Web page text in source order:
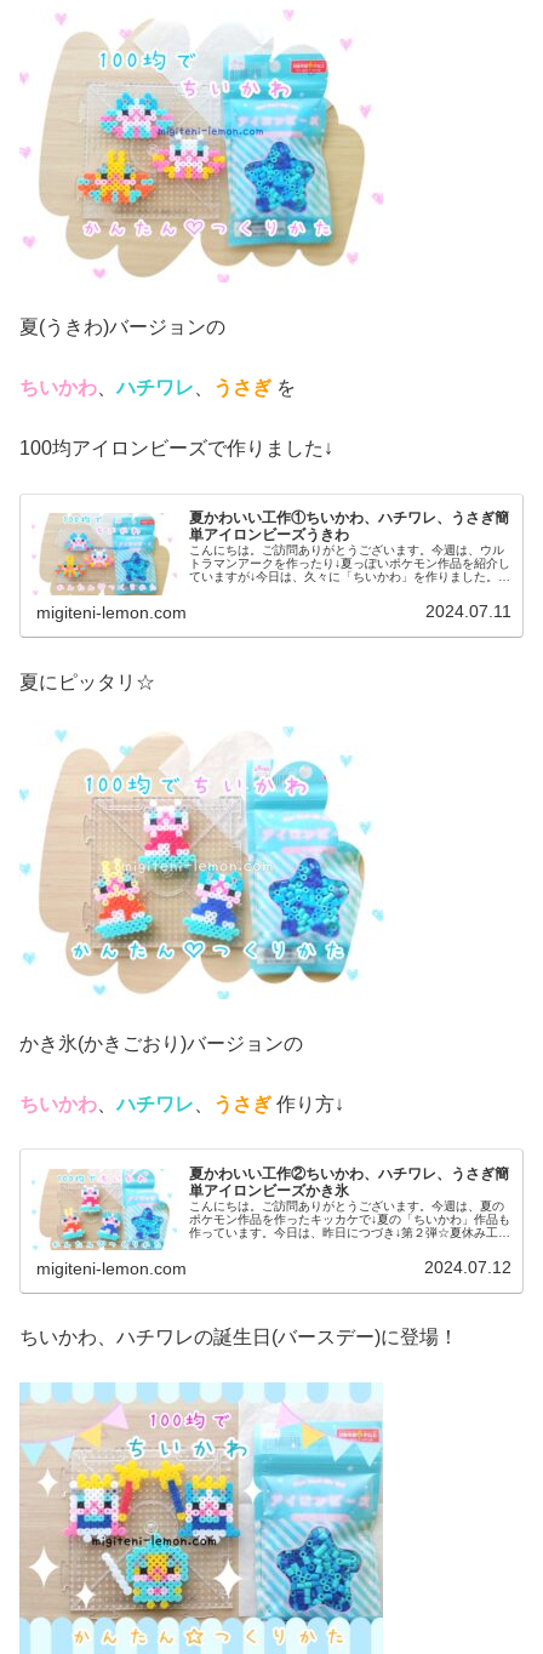
夏(うきわ)バージョンの
ちいかわ 、ハチワレ うさぎ を
100均アイロンビーズで作りました↓
夏かわいい工作①ちいかわ、ハチワレ、うさぎ簡
単アイロンビーズうきわ
こんにちは。ご訪問ありがとうございます。今週は、ウル
トラマンアークを作ったり↓夏っぽいポケモン作品を紹介し
ていますが↓今日は、久々に「ちいかわ」を作りました。で
migiteni-lemon.com 2024.07.11
夏にピッタリ☆
かき氷(かきごおり)バージョンの
ちいかわ 、ハチワレ うさぎ 作り方↓
夏かわいい工作②ちいかわ、ハチワレ、うさぎ簡
単アイロンビーズかき氷
こんにちは。ご訪問ありがとうございます。今週は、夏の
ポケモン作品を作ったキッカケで↓夏の「ちいかわ」作品も
作っています。今日は、昨日につづき↓第２弾☆夏休み工作
migiteni-lemon.com 2024.07.12
ちいかわ、ハチワレの誕生日(バースデー)に登場！